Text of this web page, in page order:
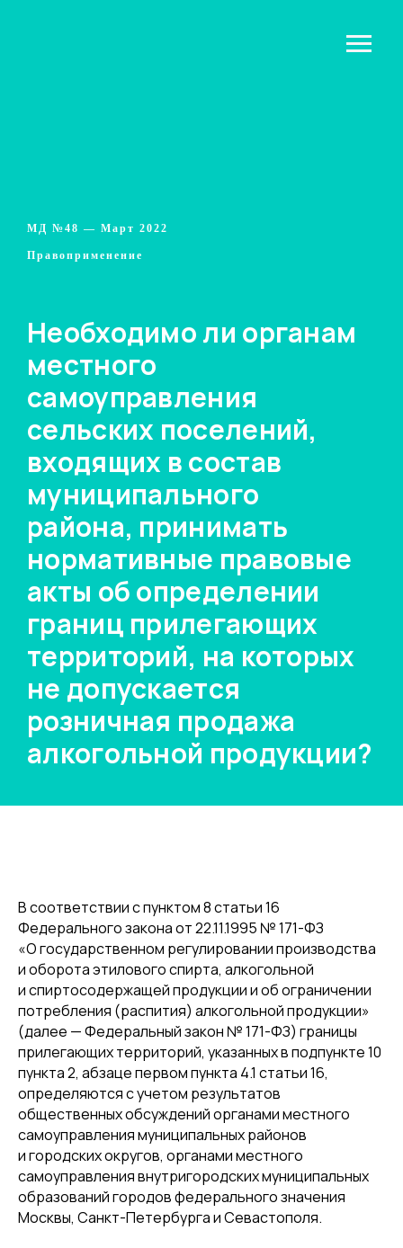
МД №48 — Март 2022
Правоприменение
Необходимо ли органам
местного
самоуправления
сельских поселений,
входящих в состав
муниципального
района, принимать
нормативные правовые
акты об определении
границ прилегающих
территорий, на которых
не допускается
розничная продажа
алкогольной продукции?
В соответствии с пунктом 8 статьи 16
Федерального закона от 22.11.1995 № 171-ФЗ
«О государственном регулировании производства
и оборота этилового спирта, алкогольной
и спиртосодержащей продукции и об ограничении
потребления (распития) алкогольной продукции»
(далее — Федеральный закон № 171-ФЗ) границы
прилегающих территорий, указанных в подпункте 10
пункта 2, абзаце первом пункта 4.1 статьи 16,
определяются с учетом результатов
общественных обсуждений органами местного
самоуправления муниципальных районов
и городских округов, органами местного
самоуправления внутригородских муниципальных
образований городов федерального значения
Москвы, Санкт-Петербурга и Севастополя.